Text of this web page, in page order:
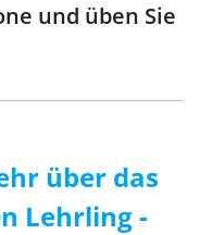
und üben Sie
über das
Lehrling -